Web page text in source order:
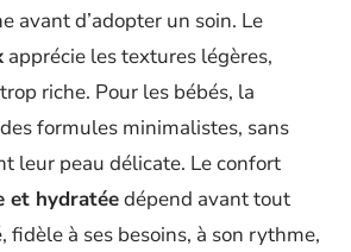
avant d’adopter un soin. Le
apprécie les textures légères,
riche. Pour les bébés, la
formules minimalistes, sans
leur peau délicate. Le confort
et hydratéedépend avant tout
fidèle à ses besoins, à son rythme,